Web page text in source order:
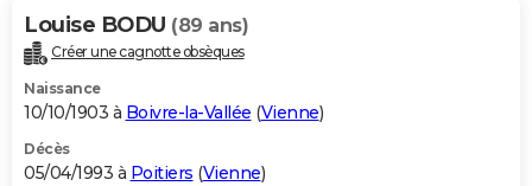
Louise BODU (89 ans)
Créer une cagnotte obsèques
Naissance
10/10/1903 à Boivre-la-Vallée (Vienne)
Décès
05/04/1993 à Poitiers (Vienne)